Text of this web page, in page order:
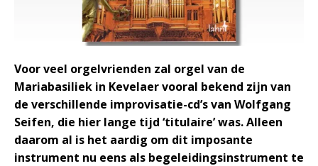
Voor veel orgelvrienden zal orgel van de
Mariabasiliek in Kevelaer vooral bekend zijn van
de verschillende improvisatie-cd’s van Wolfgang
Seifen, die hier lange tijd ‘titulaire’ was. Alleen
daarom al is het aardig om dit imposante
instrument nu eens als begeleidingsinstrument te